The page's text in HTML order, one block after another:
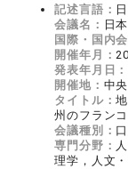
記述言語：
会議名： 日
国際・国内会
開催年月：
発表年月日：
開催地： 中
タイトル：
州のフラン
会議種別：
専門分野：
理学，人文